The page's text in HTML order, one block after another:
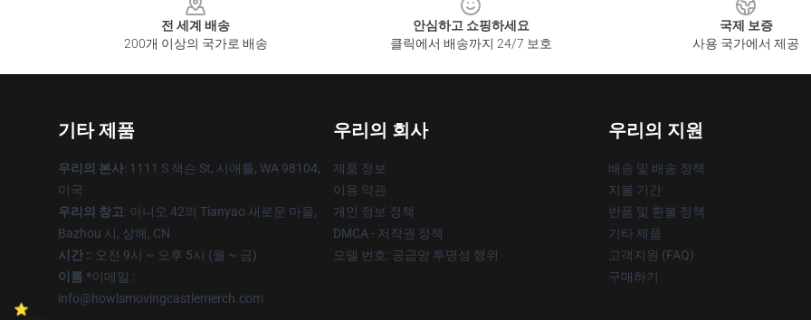
전 세계 배송
200개 이상의 국가로 배송
안심하고 쇼핑하세요
클릭에서 배송까지 24/7 보호
국제 보증
사용 국가에서 제공
기타 제품
우리의 본사: 1111 S 잭슨 St, 시애틀, WA 98104,
미국
우리의 창고: 아니오 42의 Tianyao 새로운 마을,
Bazhou 시, 상해, CN
시간 :: 오전 9시 ~ 오후 5시 (월 ~ 금)
이름 *이메일 :
info@howlsmovingcastlemerch.com
우리의 회사
제품 정보
이용 약관
개인 정보 정책
DMCA - 저작권 정책
모델 번호: 공급망 투명성 행위
우리의 지원
배송 및 배송 정책
지불 기간
반품 및 환불 정책
기타 제품
고객지원 (FAQ)
구매하기